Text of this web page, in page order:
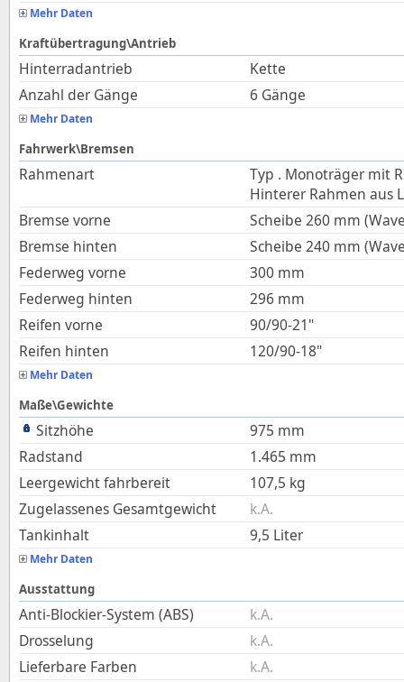
Mehr Daten
Kraftübertragung\Antrieb
Hinterradantrieb
Kette
Anzahl der Gänge
6 Gänge
Mehr Daten
Fahrwerk\Bremsen
Rahmenart
Typ . Monoträger mit
Hinterer Rahmen aus
Bremse vorne
Scheibe 260 mm
Bremse hinten
Scheibe 240 mm
Federweg vorne
300 mm
Federweg hinten
296 mm
Reifen vorne
90/90-21"
Reifen hinten
120/90-18"
Mehr Daten
Maße\Gewichte
Sitzhöhe 975 mm
Radstand
1.465 mm
Leergewicht fahrbereit
107,5 kg
Zugelassenes Gesamtgewicht
k.A.
Tankinhalt
9,5 Liter
Mehr Daten
Ausstattung
Anti-Blockier-System (ABS)
k.A.
Drosselung
k.A.
Lieferbare Farben
k.A.